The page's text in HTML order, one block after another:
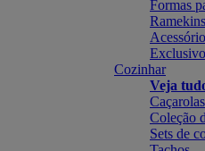
Formas
Cozinhar
Veja
Caçarolas
Coleção
Sets de